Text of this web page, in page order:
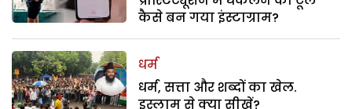
कैसे बन गया इंस्टाग्राम?
धर्म
धर्म, सत्ता और शब्दों का खेल.
इस्लाम से क्या सीखें?